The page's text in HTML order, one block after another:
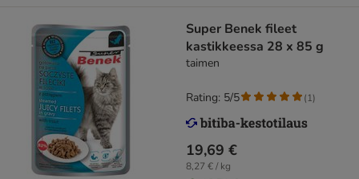
Super Benek fileet
kastikkeessa 28 x 85 g
taimen
19,69 €
8,27 € / kg
Rating: 5/5 (1)